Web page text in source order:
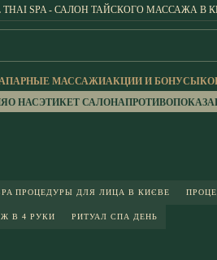
THAI SPA - САЛОН ТАЙСКОГО МАССАЖА В
ПАРНЫЕ МАССАЖИАКЦИИ И БОНУСЫ
О НАСЭТИКЕТ САЛОНА
ПРОЦЕДУРЫ ДЛЯ ЛИЦА В КИЄВЕ
В 4 РУКИ РИТУАЛ СПА ДЕНЬ